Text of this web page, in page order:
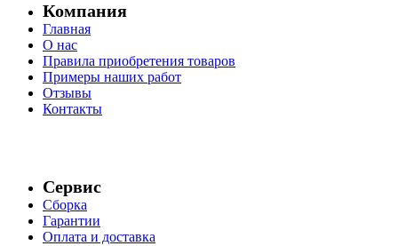
Компания
Главная
О нас
Правила приобретения товаров
Примеры наших работ
Отзывы
Контакты
Сервис
Сборка
Гарантии
Оплата и доставка